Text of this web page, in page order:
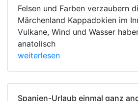
Felsen und Farben verzaubern
Märchenland Kappadokien im
Vulkane, Wind und Wasser
anatolisch
weiterlesen
Spanien-Urlaub einmal ganz